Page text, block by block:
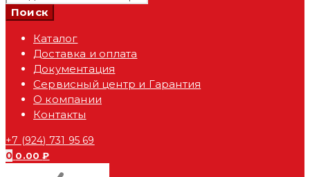
Каталог
Доставка и оплата
Документация
Сервисный центр и Гарантия
О компании
Контакты
+7 (924) 731 95 69
0 0.00₽